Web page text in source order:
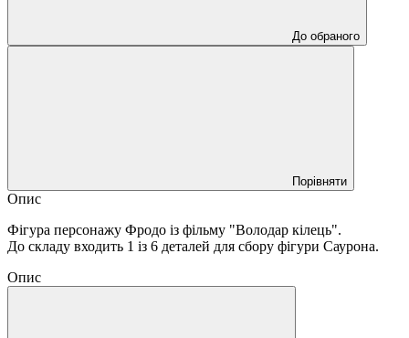
До обраного
Порівняти
Опис
Фігура персонажу Фродо із фільму "Володар кілець".
До складу входить 1 із 6 деталей для сбору фігури Саурона.
Опис